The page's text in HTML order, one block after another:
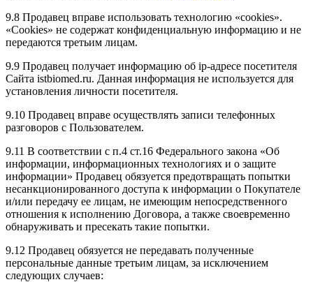
9.8 Продавец вправе использовать технологию «cookies».
«Cookies» не содержат конфиденциальную информацию и не
передаются третьим лицам.
9.9 Продавец получает информацию об ip-адресе посетителя
Сайта istbiomed.ru. Данная информация не используется для
установления личности посетителя.
9.10 Продавец вправе осуществлять записи телефонных
разговоров с Пользователем.
9.11 В соответствии с п.4 ст.16 Федерального закона «Об
информации, информационных технологиях и о защите
информации» Продавец обязуется предотвращать попытки
несанкционированного доступа к информации о Покупателе
и/или передачу ее лицам, не имеющим непосредственного
отношения к исполнению Договора, а также своевременно
обнаруживать и пресекать такие попытки.
9.12 Продавец обязуется не передавать полученные
персональные данные третьим лицам, за исключением
следующих случаев: